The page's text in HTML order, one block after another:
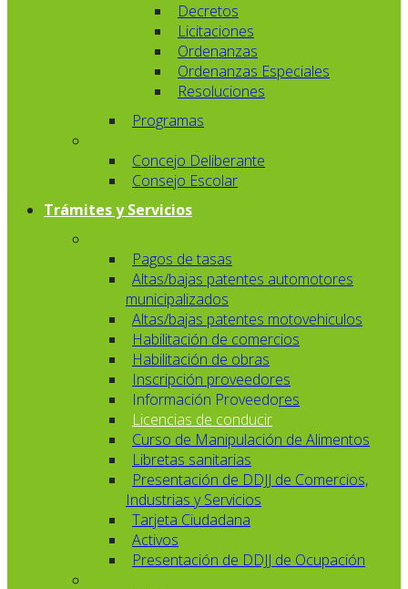
Decretos
Licitaciones
Ordenanzas
Ordenanzas Especiales
Resoluciones
Programas
Concejo Deliberante
Consejo Escolar
Trámites y Servicios
Pagos de tasas
Altas/bajas patentes automotores
municipalizados
Altas/bajas patentes motovehiculos
Habilitación de comercios
Habilitación de obras
Inscripción proveedores
Información Proveedores
Licencias de conducir
Curso de Manipulación de Alimentos
Libretas sanitarias
Presentación de DDJJ de Comercios,
Industrias y Servicios
Tarjeta Ciudadana
Activos
Presentación de DDJJ de Ocupación